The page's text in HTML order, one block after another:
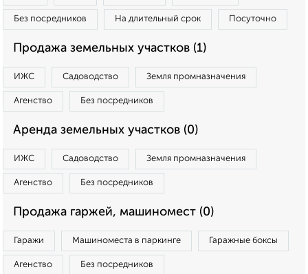
Без посредников На длительный срок Посуточно
Продажа земельных участков (1)
ИЖС Садоводство Земля промназначения
Агенство Без посредников
Аренда земельных участков (0)
ИЖС Садоводство Земля промназначения
Агенство Без посредников
Продажа гаржей, машиномест (0)
Гаражи Машиноместа в паркинге Гаражные боксы
Агенство Без посредников